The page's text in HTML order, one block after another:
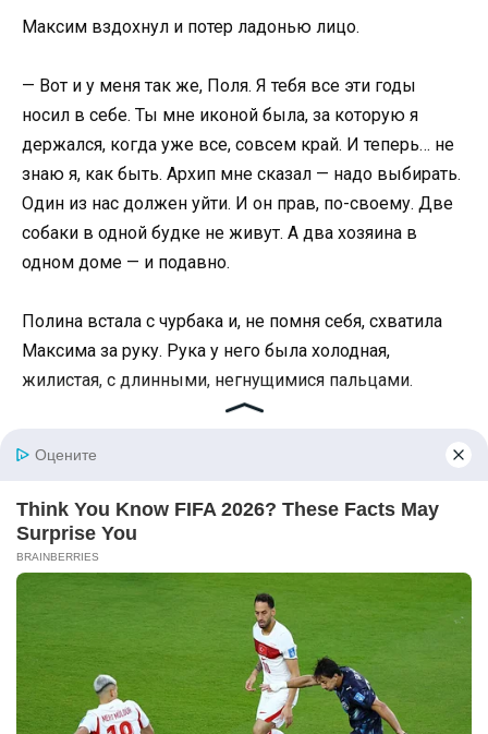
Максим вздохнул и потер ладонью лицо.
— Вот и у меня так же, Поля. Я тебя все эти годы
носил в себе. Ты мне иконой была, за которую я
держался, когда уже все, совсем край. И теперь… не
знаю я, как быть. Архип мне сказал — надо выбирать.
Один из нас должен уйти. И он прав, по-своему. Две
собаки в одной будке не живут. А два хозяина в
одном доме — и подавно.
Полина встала с чурбака и, не помня себя, схватила
Максима за руку. Рука у него была холодная,
жилистая, с длинными, негнущимися пальцами.
могу выбрать. Хоть режь меня. Кого ни оставлю —
другого предам. Уходи ты — я до смерти казниться
буду, что счастье свое загубила. Уходи Архип — я
детей погублю и его на старости лет без угла
оставлю. Ты пойми, Максим, тупик это. Тупик.
Максим осторожно, почти невесомо, высвободил
свою руку и встал, подошел к окошку. За мутным,
подернутым изморозью стеклом падал густой,